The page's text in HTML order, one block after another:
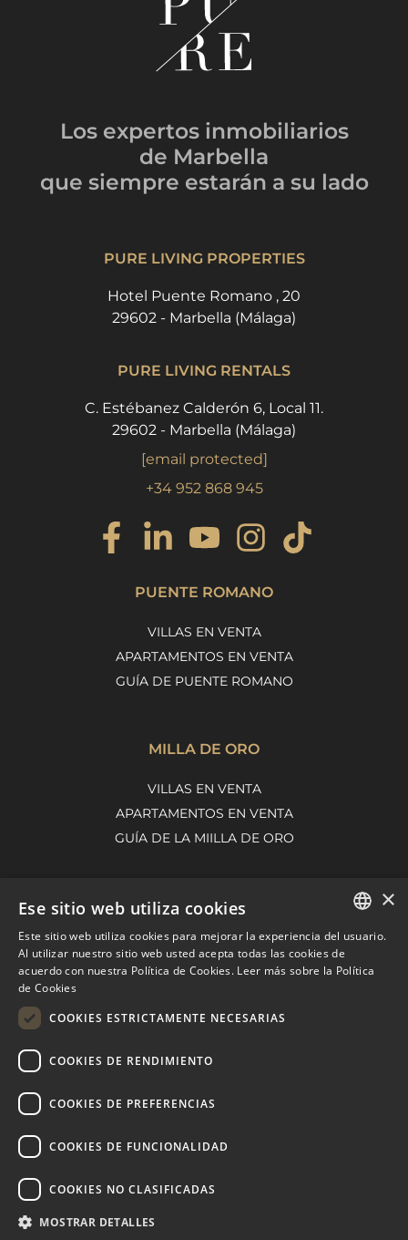
Los expertos inmobiliarios
de Marbella
que siempre estarán a su lado
PURE LIVING PROPERTIES
Hotel Puente Romano , 20
29602 - Marbella (Málaga)
PURE LIVING RENTALS
C. Estébanez Calderón 6, Local 11.
29602 - Marbella (Málaga)
[email protected]
+34 952 868 945
PUENTE ROMANO
VILLAS EN VENTA
APARTAMENTOS EN VENTA
GUÍA DE PUENTE ROMANO
MILLA DE ORO
VILLAS EN VENTA
APARTAMENTOS EN VENTA
GUÍA DE LA MIILLA DE ORO
NUEVA ANDALUCÍA
VILLAS EN VENTA
APARTAMENTOS EN VENTA
MARBELLA EAST
VILLAS EN VENTA
MARBELLA EAST GUIDE
SPANISH
×
Ese sitio web utiliza cookies
Este sitio web utiliza cookies para mejorar la experiencia del usuario.
Al utilizar nuestro sitio web usted acepta todas las cookies de
acuerdo con nuestra Política de Cookies. Leer más sobre la Política
de Cookies
COOKIES ESTRICTAMENTE NECESARIAS
COOKIES DE RENDIMIENTO
COOKIES DE PREFERENCIAS
COOKIES DE FUNCIONALIDAD
COOKIES NO CLASIFICADAS
MOSTRAR DETALLES